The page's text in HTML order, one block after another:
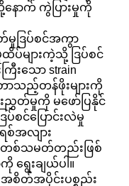
နောက် ကွဲပြားမှုကို
မှုဒြပ်စင်အကွာ
များကဲ့သို့ ဒြပ်စင်
ြီးသော strain
တာသည့်တန်ဖိုးများကို
ညွှတ်မှုကို မဖော်ပြနိုင်
ပ်စင်ပြောင်းလဲမှု
စ်အလျား
င်တစ်သမတ်တည်းဖြစ်
ရွေးချယ်ပါ။
စိတ်အပိုင်းပစ္စည်း